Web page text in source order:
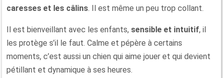
caresses et les câlins. Il est même un peu trop collant.
Il est bienveillant avec les enfants, sensible et intuitif, il
les protège s’il le faut. Calme et pépère à certains
moments, c’est aussi un chien qui aime jouer et qui devient
pétillant et dynamique à ses heures.